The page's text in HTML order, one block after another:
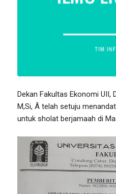
Dekan Fakultas Ekonomi UII,
M,Si, Â telah setuju
untuk sholat berjamaah di